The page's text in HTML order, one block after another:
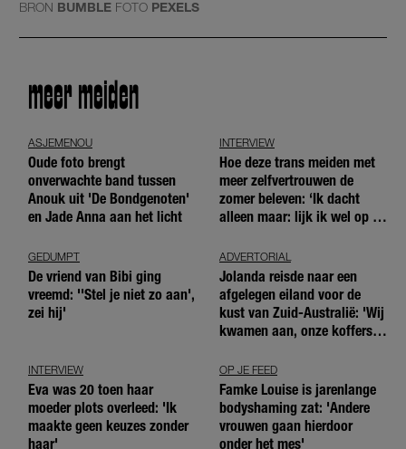
BRON BUMBLE FOTO PEXELS
meer meiden
ASJEMENOU
Oude foto brengt
onverwachte band tussen
Anouk uit 'De Bondgenoten'
en Jade Anna aan het licht
INTERVIEW
Hoe deze trans meiden met
meer zelfvertrouwen de
zomer beleven: ‘Ik dacht
alleen maar: lijk ik wel op de
GEDUMPT
De vriend van Bibi ging
vreemd: ''Stel je niet zo aan',
zei hij'
ADVERTORIAL
Jolanda reisde naar een
afgelegen eiland voor de
kust van Zuid-Australië: 'Wij
kwamen aan, onze koffers
INTERVIEW
Eva was 20 toen haar
moeder plots overleed: 'Ik
maakte geen keuzes zonder
haar'
OP JE FEED
Famke Louise is jarenlange
bodyshaming zat: 'Andere
vrouwen gaan hierdoor
onder het mes'